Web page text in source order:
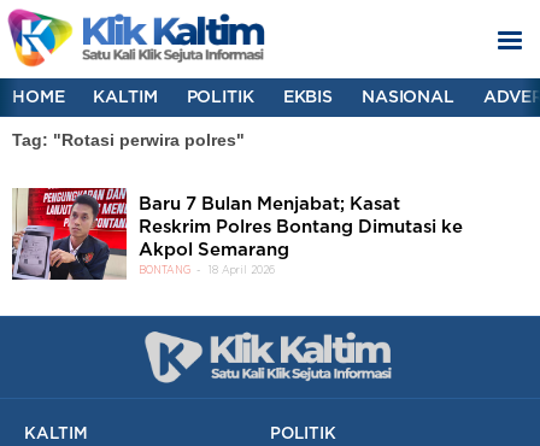
HOME KALTIM POLITIK EKBIS NASIONAL
Tag: "Rotasi perwira polres"
Baru 7 Bulan Menjabat; Kasat
Reskrim Polres Bontang Dimutasi ke
Akpol Semarang
BONTANG 18 April 2026
KALTIM POLITIK